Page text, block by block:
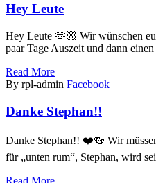
Hey Leute
Hey Leute 🫶🏼 Wir wünschen
paar Tage Auszeit und dann
Read More
By rpl-admin Facebook
Danke Stephan!!
Danke Stephan!! ❤️🍻 Wir
für „unten rum“, Stephan, wird
Read More